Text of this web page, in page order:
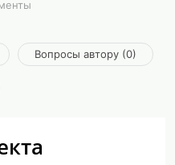
Вопросы автору (0)